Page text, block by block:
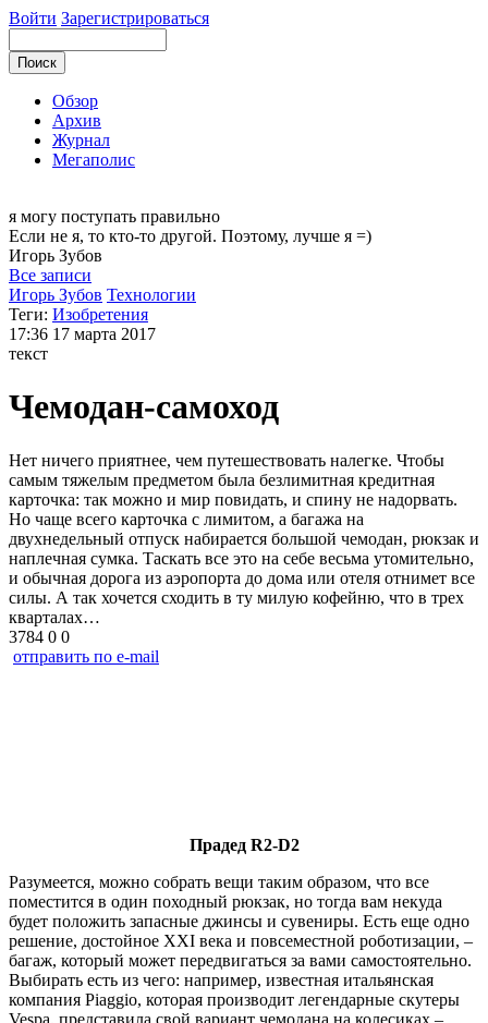
Войти Зарегистрироваться
Обзор
Архив
Журнал
Мегаполис
я могу поступать правильно
Если не я, то кто-то другой. Поэтому, лучше я =)
Игорь Зубов
Все записи
Игорь Зубов Технологии
Теги: Изобретения
17:36 17 марта 2017
текст
Чемодан-самоход
Нет ничего приятнее, чем путешествовать налегке. Чтобы
самым тяжелым предметом была безлимитная кредитная
карточка: так можно и мир повидать, и спину не надорвать.
Но чаще всего карточка с лимитом, а багажа на
двухнедельный отпуск набирается большой чемодан, рюкзак и
наплечная сумка. Таскать все это на себе весьма утомительно,
и обычная дорога из аэропорта до дома или отеля отнимет все
силы. А так хочется сходить в ту милую кофейню, что в трех
кварталах…
3784 0 0
отправить по e-mail
Прадед R2-D2
Разумеется, можно собрать вещи таким образом, что все
поместится в один походный рюкзак, но тогда вам некуда
будет положить запасные джинсы и сувениры. Есть еще одно
решение, достойное ХХI века и повсеместной роботизации, –
багаж, который может передвигаться за вами самостоятельно.
Выбирать есть из чего: например, известная итальянская
компания Piaggio, которая производит легендарные скутеры
Vespa, представила свой вариант чемодана на колесиках –